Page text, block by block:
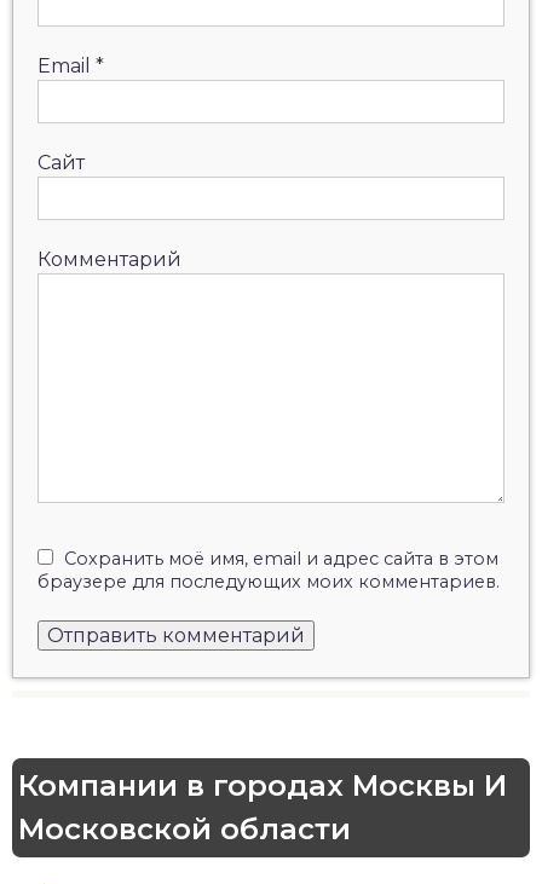
Email *
Сайт
Комментарий
Сохранить моё имя, email и адрес сайта в этом
браузере для последующих моих комментариев.
Компании в городах Москвы И
Московской области